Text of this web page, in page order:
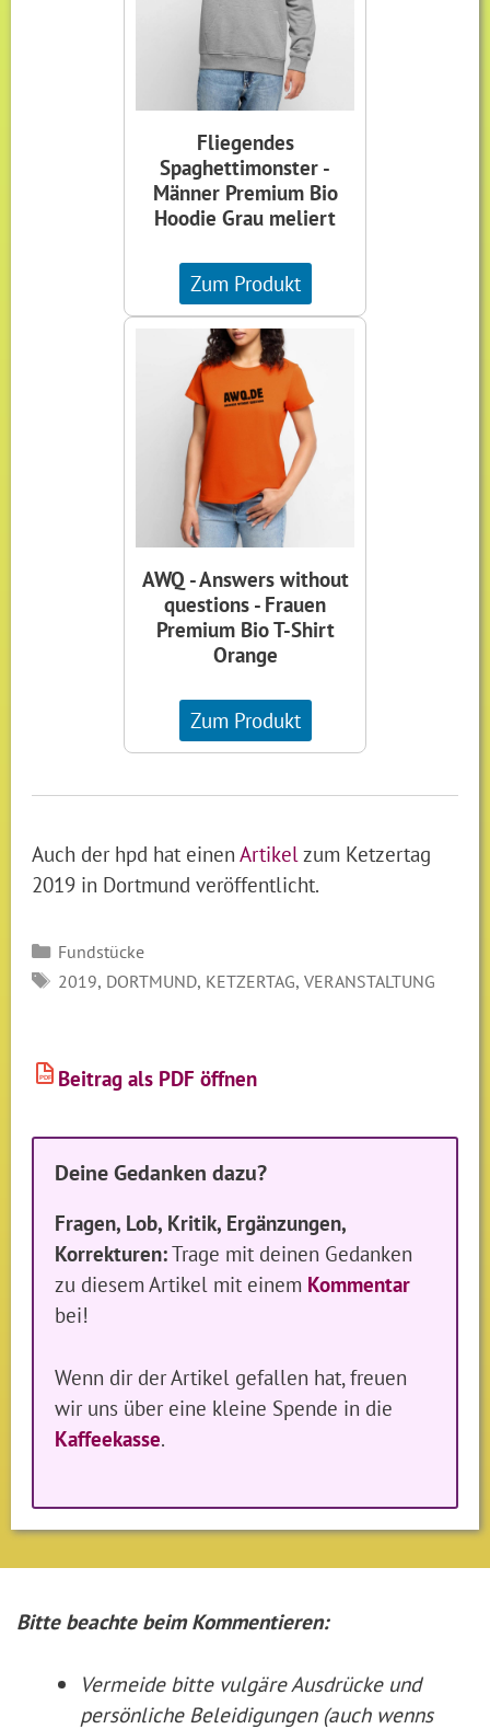
Fliegendes
Spaghettimonster -
Männer Premium Bio
Hoodie Grau meliert
Zum Produkt
AWQ - Answers without
questions - Frauen
Premium Bio T-Shirt
Orange
Zum Produkt
Auch der hpd hat einenArtikel zum Ketzertag
2019 in Dortmund veröffentlicht.
Kategorien
Fundstücke
SCHLAGWÖRTER
2019, DORTMUND, KETZERTAG, VERANSTALTUNG
PDF Beitrag als PDF öffnen
Deine Gedanken dazu?
Fragen, Lob, Kritik, Ergänzungen,
Korrekturen:Trage mit deinen Gedanken
zu diesem Artikel mit einem Kommentar
bei!
Wenn dir der Artikel gefallen hat, freuen
wir uns über eine kleine Spende in die
Kaffeekasse.
Bitte beachte beim Kommentieren:
Vermeide bitte vulgäre Ausdrücke und
persönliche Beleidigungen (auch wenns